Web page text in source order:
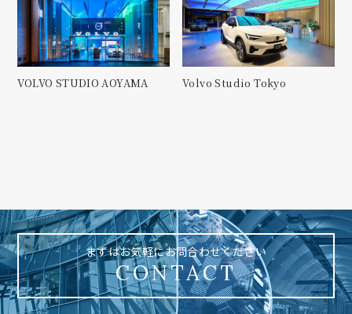
VOLVO STUDIO AOYAMA Volvo Studio Tokyo
まずはお気軽にお問合わせください
CONTACT